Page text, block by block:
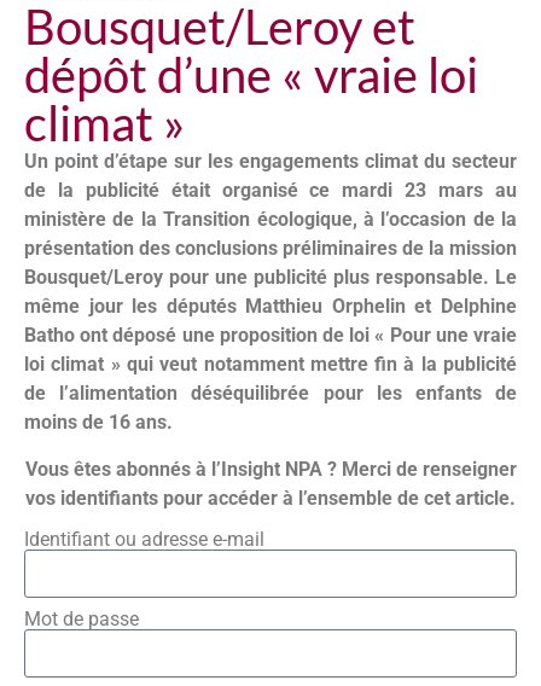
Bousquet/Leroy et
dépôt d’une « vraie loi
climat »
Un point d’étape sur les engagements climat du secteur
de la publicité était organisé ce mardi 23 mars au
ministère de la Transition écologique, à l’occasion de la
présentation des conclusions préliminaires de la mission
Bousquet/Leroy pour une publicité plus responsable. Le
même jour les députés Matthieu Orphelin et Delphine
Batho ont déposé une proposition de loi « Pour une vraie
loi climat » qui veut notamment mettre fin à la publicité
de l’alimentation déséquilibrée pour les enfants de
moins de 16 ans.
Vous êtes abonnés à l’Insight NPA ? Merci de renseigner
vos identifiants pour accéder à l’ensemble de cet article.
Identifiant ou adresse e-mail
Mot de passe